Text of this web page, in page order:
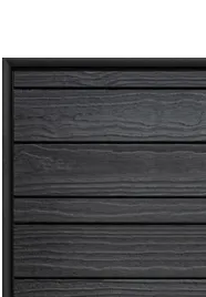
Porte d’entrée
Porte de
Porte grand
Porte
Savoir-faire
Design
Inspirations